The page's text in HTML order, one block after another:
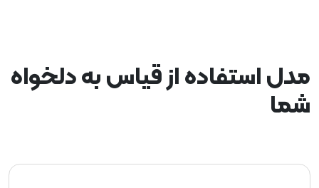
مدل استفاده از قیاس به دلخواه
شما